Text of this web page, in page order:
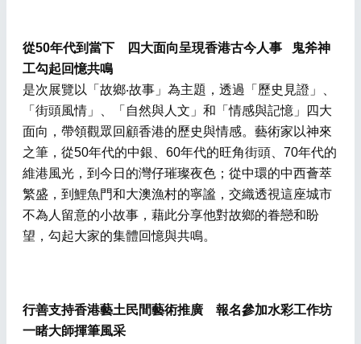
從50年代到當下 四大面向呈現香港古今人事 鬼斧神
工勾起回憶共鳴
是次展覽以「故鄉‧故事」為主題，透過「歷史見證」、
「街頭風情」、「自然與人文」和「情感與記憶」四大
面向，帶領觀眾回顧香港的歷史與情感。藝術家以神來
之筆，從50年代的中銀、60年代的旺角街頭、70年代的
維港風光，到今日的灣仔璀璨夜色；從中環的中西薈萃
繁盛，到鯉魚門和大澳漁村的寧謐，交織透視這座城市
不為人留意的小故事，藉此分享他對故鄉的眷戀和盼
望，勾起大家的集體回憶與共鳴。
行善支持香港藝土民間藝術推廣 報名參加水彩工作坊
一睹大師揮筆風采